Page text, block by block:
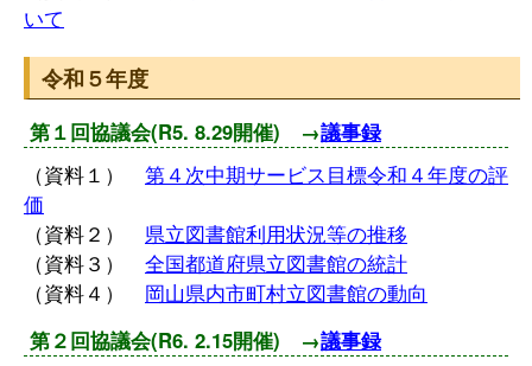
いて
令和５年度
第１回協議会(R5. 8.29開催) →議事録
（資料１） 第４次中期サービス目標令和４年度の評
価
（資料２） 県立図書館利用状況等の推移
（資料３） 全国都道府県立図書館の統計
（資料４） 岡山県内市町村立図書館の動向
第２回協議会(R6. 2.15開催) →議事録